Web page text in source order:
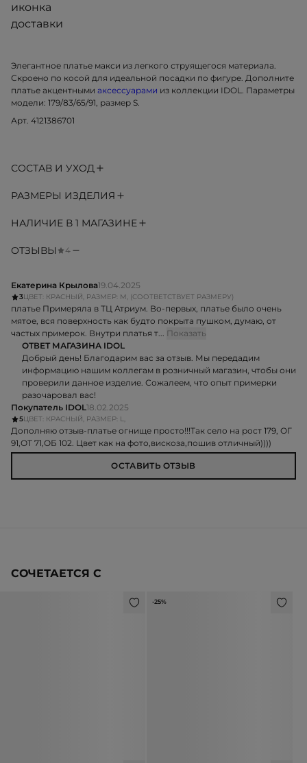
Элегантное платье макси из легкого струящегося материала.
Скроено по косой для идеальной посадки по фигуре. Дополните
платье акцентными аксессуарами из коллекции IDOL. Параметры
модели: 179/83/65/91, размер S.
Арт. 4121386701
СОСТАВ И УХОД
РАЗМЕРЫ ИЗДЕЛИЯ
НАЛИЧИЕ В 1 МАГАЗИНЕ
ОТЗЫВЫ 4
Екатерина Крылова19.04.2025
3ЦВЕТ: КРАСНЫЙ, РАЗМЕР: M, (СООТВЕТСТВУЕТ РАЗМЕРУ)
платье Примеряла в ТЦ Атриум. Во-первых, платье было очень
мятое, вся поверхность как будто покрыта пушком, думаю, от
частых примерок. Внутри платья т... Показать
ОТВЕТ МАГАЗИНА IDOL
Добрый день! Благодарим вас за отзыв. Мы передадим
информацию нашим коллегам в розничный магазин, чтобы они
проверили данное изделие. Сожалеем, что опыт примерки
разочаровал вас!
Покупатель IDOL18.02.2025
5ЦВЕТ: КРАСНЫЙ, РАЗМЕР: L,
Дополняю отзыв-платье огнище просто!!!Так село на рост 179, ОГ
91,ОТ 71,ОБ 102. Цвет как на фото,вискоза,пошив отличный))))
ОСТАВИТЬ ОТЗЫВ
СОЧЕТАЕТСЯ С
-25%